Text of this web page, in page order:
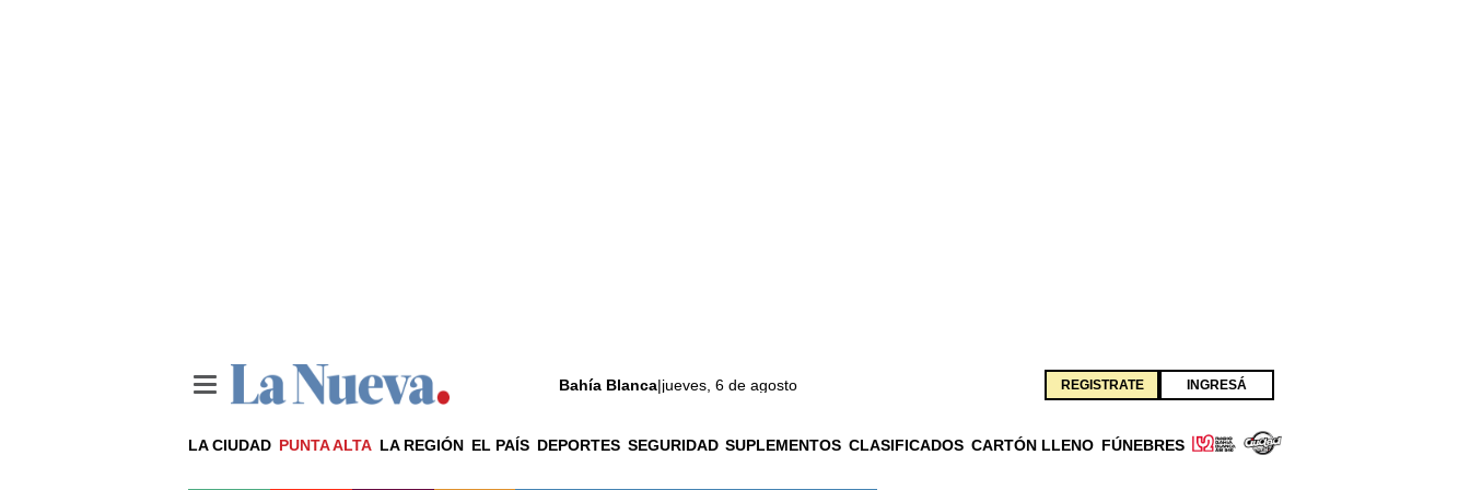
Bahía Blanca|jueves, 6 de agosto REGISTRATE INGRESÁ
LA CIUDAD PUNTA ALTA LA REGIÓN EL PAÍS DEPORTES SEGURIDAD SUPLEMENTOS CLASIFICADOS CARTÓN LLENO FÚNEBRES